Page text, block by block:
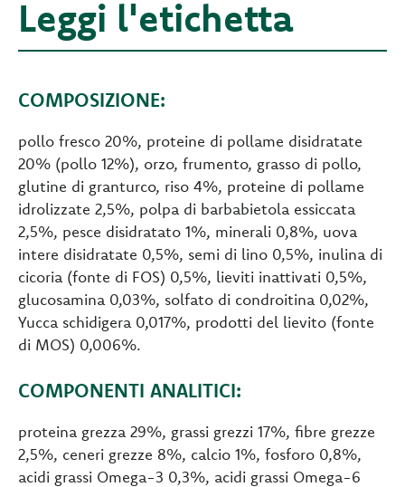
Leggi l'etichetta
COMPOSIZIONE:
pollo fresco 20%, proteine di pollame disidratate
20% (pollo 12%), orzo, frumento, grasso di pollo,
glutine di granturco, riso 4%, proteine di pollame
idrolizzate 2,5%, polpa di barbabietola essiccata
2,5%, pesce disidratato 1%, minerali 0,8%, uova
intere disidratate 0,5%, semi di lino 0,5%, inulina di
cicoria (fonte di FOS) 0,5%, lieviti inattivati 0,5%,
glucosamina 0,03%, solfato di condroitina 0,02%,
Yucca schidigera 0,017%, prodotti del lievito (fonte
di MOS) 0,006%.
COMPONENTI ANALITICI:
proteina grezza 29%, grassi grezzi 17%, fibre grezze
2,5%, ceneri grezze 8%, calcio 1%, fosforo 0,8%,
acidi grassi Omega-3 0,3%, acidi grassi Omega-6